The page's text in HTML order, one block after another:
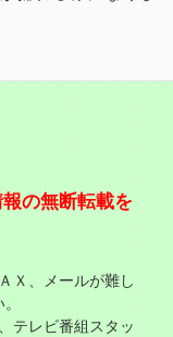
の無断転載を
Ｘ、メールが難し
テレビ番組スタッ